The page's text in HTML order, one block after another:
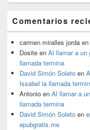
Comentarios
carmen miralles jorda en
Dosite en Al llamar a un
llamada termina
David Simón Soleto en
Issabel la llamada
Antonio en Al llamar a
llamada termina
David Simón Soleto en
epubgratis.me